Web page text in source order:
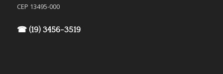
CEP 13495-000
☎ (19) 3456-3519